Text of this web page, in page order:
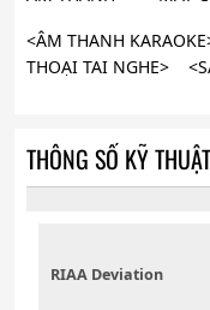
<ÂM THANH
THOẠI TAI NGHE>
THÔNG SỐ KỸ THUẬT
RIAA Deviation